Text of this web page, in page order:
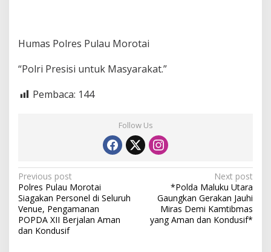
Humas Polres Pulau Morotai
“Polri Presisi untuk Masyarakat.”
Pembaca: 144
Follow Us
P
o
s
t
Previous post
Polres Pulau Morotai
Siagakan Personel di Seluruh
Venue, Pengamanan
POPDA XII Berjalan Aman
dan Kondusif
Next post
*Polda Maluku Utara
Gaungkan Gerakan Jauhi
Miras Demi Kamtibmas
yang Aman dan Kondusif*